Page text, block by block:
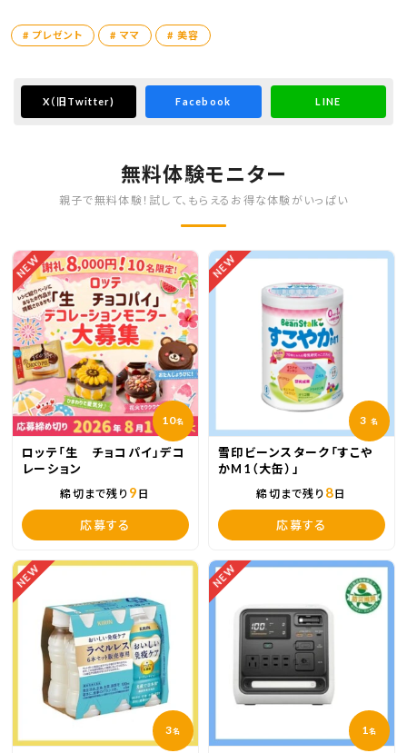
# プレゼント # ママ # 美容
X （旧Twitter) Facebook LINE
無料体験モニター
親子で無料体験！試して、もらえるお得な体験がいっぱい
NEW
10名
ロッテ「生 チョコパイ」デコ
レーション
締切まで残り 9 日
応募する
NEW
3 名
雪印ビーンスターク「すこや
かM1（大缶）」
締切まで残り 8日
応募する
NEW
3名
NEW
1 名